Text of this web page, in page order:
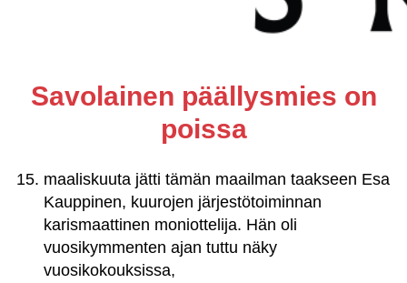
Savolainen päällysmies on
poissa
maaliskuuta jätti tämän maailman taakseen Esa
Kauppinen, kuurojen järjestötoiminnan
karismaattinen moniottelija. Hän oli
vuosikymmenten ajan tuttu näky
vuosikokouksissa,